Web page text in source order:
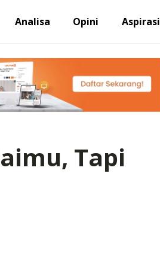
Analisa Opini Aspirasi
Tapi